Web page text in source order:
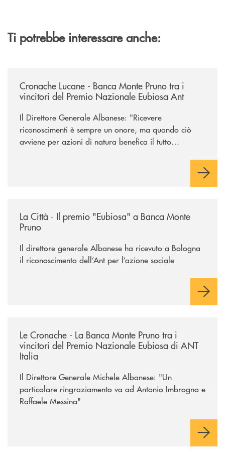
Ti potrebbe interessare anche:
Cronache Lucane - Banca Monte Pruno tra i
vincitori del Premio Nazionale Eubiosa Ant
Il Direttore Generale Albanese: "Ricevere
riconoscimenti è sempre un onore, ma quando ciò
avviene per azioni di natura benefica il tutto
La Città - Il premio "Eubiosa" a Banca Monte
Pruno
Il direttore generale Albanese ha ricevuto a Bologna
il riconoscimento dell’Ant per l’azione sociale
Le Cronache - La Banca Monte Pruno tra i
vincitori del Premio Nazionale Eubiosa di ANT
Italia
Il Direttore Generale Michele Albanese: "Un
particolare ringraziamento va ad Antonio Imbrogno e
Raffaele Messina"